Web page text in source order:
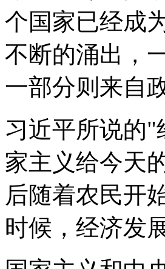
个国家已经成
不断的涌出，
一部分则来自
习近平所说的
家主义给今天
后随着农民开
时候，经济发